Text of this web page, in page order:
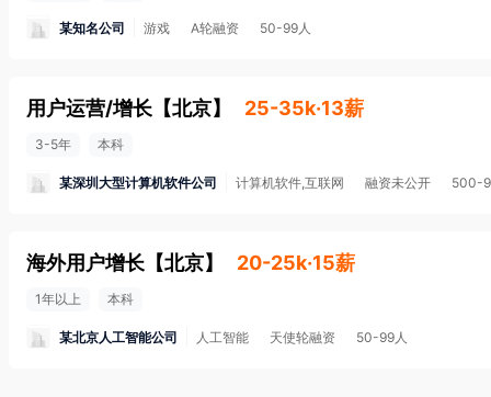
某知名公司 游戏 A轮融资 50-99人
用户运营/增长 【北京】 25-35k·13薪
3-5年 本科
某深圳大型计算机软件公司 计算机软件,互联网 融资未公开 500-
海外用户增长 【北京】 20-25k·15薪
1年以上 本科
某北京人工智能公司 人工智能 天使轮融资 50-99人